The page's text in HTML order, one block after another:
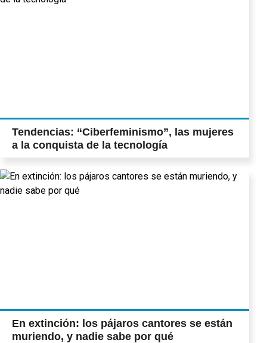
Tendencias: “Ciberfeminismo”, las mujeres
a la conquista de la tecnología
En extinción: los pájaros cantores se están
muriendo, y nadie sabe por qué